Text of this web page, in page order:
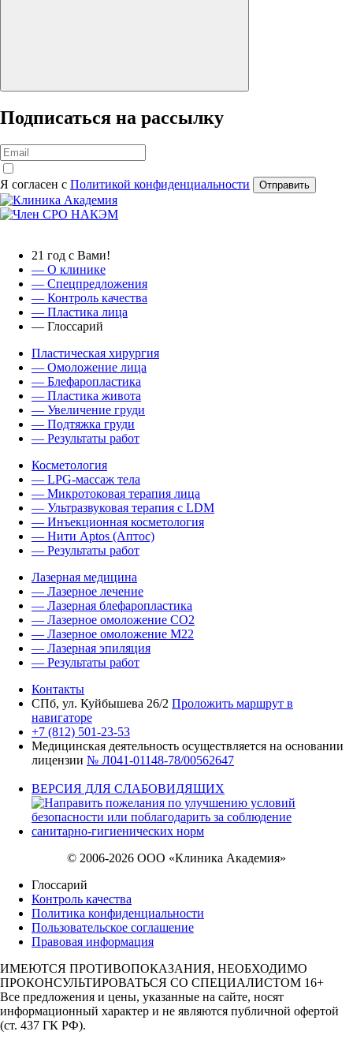
Подписаться на рассылку
Я согласен с Политикой конфиденциальности Отправить
21 год с Вами!
— О клинике
— Спецпредложения
— Контроль качества
— Пластика лица
— Глоссарий
Пластическая хирургия
— Омоложение лица
— Блефаропластика
— Пластика живота
— Увеличение груди
— Подтяжка груди
— Результаты работ
Косметология
— LPG-массаж тела
— Микротоковая терапия лица
— Ультразвуковая терапия с LDM
— Инъекционная косметология
— Нити Aptos (Аптос)
— Результаты работ
Лазерная медицина
— Лазерное лечение
— Лазерная блефаропластика
— Лазерное омоложение CO2
— Лазерное омоложение M22
— Лазерная эпиляция
— Результаты работ
Контакты
СПб, ул. Куйбышева 26/2 Проложить маршрут в
навигаторе
+7 (812) 501-23-53
Медицинская деятельность осуществляется на основании
лицензии № Л041-01148-78/00562647
ВЕРСИЯ ДЛЯ СЛАБОВИДЯЩИХ
© 2006-2026 ООО «Клиника Академия»
Глоссарий
Контроль качества
Политика конфиденциальности
Пользовательское соглашение
Правовая информация
ИМЕЮТСЯ ПРОТИВОПОКАЗАНИЯ, НЕОБХОДИМО
ПРОКОНСУЛЬТИРОВАТЬСЯ СО СПЕЦИАЛИСТОМ 16+
Все предложения и цены, указанные на сайте, носят
информационный характер и не являются публичной офертой
(ст. 437 ГК РФ).